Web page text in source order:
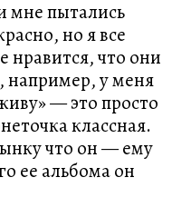
мне пытались
но я все
нравится, что они
например, у меня
— это просто
классная.
что он — ему
ее альбома он